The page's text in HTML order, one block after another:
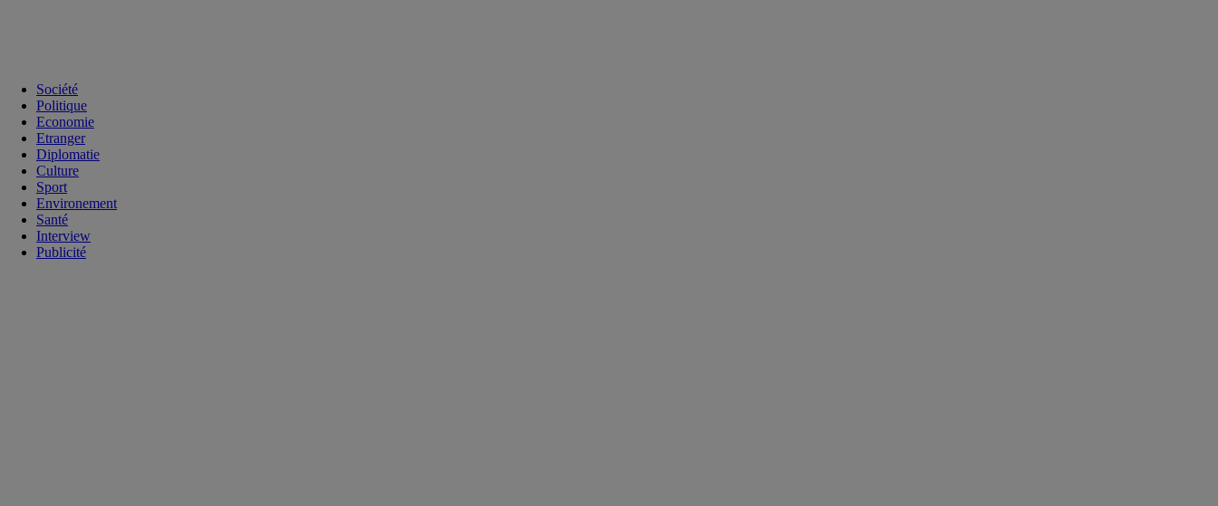
Société
Politique
Economie
Etranger
Diplomatie
Culture
Sport
Environement
Santé
Interview
Publicité